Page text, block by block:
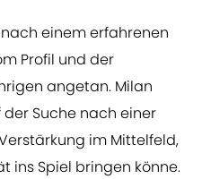
einem erfahrenen
Profil und der
angetan. Milan
Suche nach einer
im Mittelfeld,
ins Spiel bringen könne.